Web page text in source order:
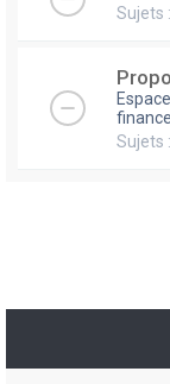
Sujets :
Sujets :